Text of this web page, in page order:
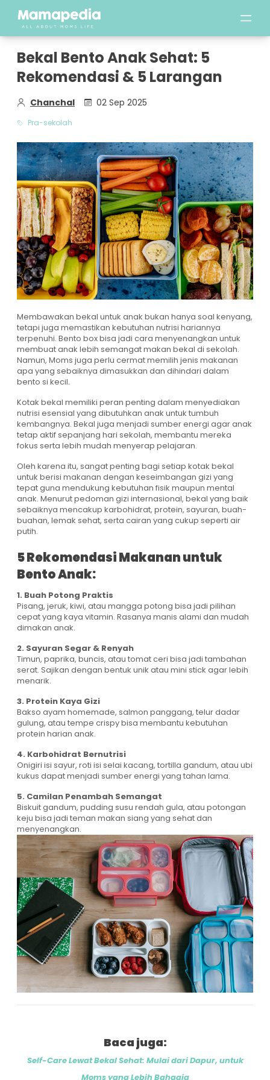
Bekal Bento Anak Sehat: 5
Rekomendasi & 5 Larangan
Chanchal 02 Sep 2025
Pra-sekolah
Membawakan bekal untuk anak bukan hanya soal kenyang,
tetapi juga memastikan kebutuhan nutrisi hariannya
terpenuhi. Bento box bisa jadi cara menyenangkan untuk
membuat anak lebih semangat makan bekal di sekolah.
Namun, Moms juga perlu cermat memilih jenis makanan
apa yang sebaiknya dimasukkan dan dihindari dalam
bento si kecil.
Kotak bekal memiliki peran penting dalam menyediakan
nutrisi esensial yang dibutuhkan anak untuk tumbuh
kembangnya. Bekal juga menjadi sumber energi agar anak
tetap aktif sepanjang hari sekolah, membantu mereka
fokus serta lebih mudah menyerap pelajaran.
Oleh karena itu, sangat penting bagi setiap kotak bekal
untuk berisi makanan dengan keseimbangan gizi yang
tepat guna mendukung kebutuhan fisik maupun mental
anak. Menurut pedoman gizi internasional, bekal yang baik
sebaiknya mencakup karbohidrat, protein, sayuran, buah-
buahan, lemak sehat, serta cairan yang cukup seperti air
putih.
5 Rekomendasi Makanan untuk
Bento Anak:
1. Buah Potong Praktis
Pisang, jeruk, kiwi, atau mangga potong bisa jadi pilihan
cepat yang kaya vitamin. Rasanya manis alami dan mudah
dimakan anak.
2. Sayuran Segar & Renyah
Timun, paprika, buncis, atau tomat ceri bisa jadi tambahan
serat. Sajikan dengan bentuk unik atau mini stick agar lebih
menarik.
3. Protein Kaya Gizi
Bakso ayam homemade, salmon panggang, telur dadar
gulung, atau tempe crispy bisa membantu kebutuhan
protein harian anak.
4. Karbohidrat Bernutrisi
Onigiri isi sayur, roti isi selai kacang, tortilla gandum, atau ubi
kukus dapat menjadi sumber energi yang tahan lama.
5. Camilan Penambah Semangat
Biskuit gandum, pudding susu rendah gula, atau potongan
keju bisa jadi teman makan siang yang sehat dan
menyenangkan.
Baca juga:
Self-Care Lewat Bekal Sehat: Mulai dari Dapur, untuk
Moms yang Lebih Bahagia